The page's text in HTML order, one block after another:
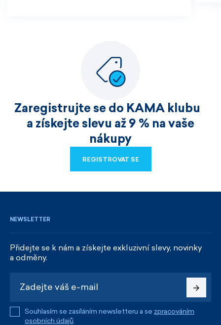
Zaregistrujte se do KAMA klubu
a získejte slevu až 9 % na vaše
nákupy
REGISTROVAT SE
NEWSLETTER
Přidejte se k nám a získejte exkluzivní slevy, novinky
a odměny.
Souhlasím se zasíláním newsletteru a se zpracováním
osobních údajů.